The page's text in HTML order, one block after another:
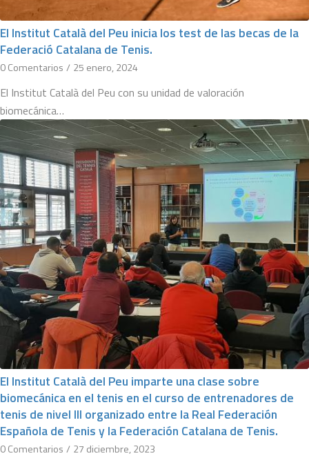
El Institut Català del Peu inicia los test de las becas de la
Federació Catalana de Tenis.
0 Comentarios / 25 enero, 2024
El Institut Català del Peu con su unidad de valoración
biomecánica…
El Institut Català del Peu imparte una clase sobre
biomecánica en el tenis en el curso de entrenadores de
tenis de nivel III organizado entre la Real Federación
Española de Tenis y la Federación Catalana de Tenis.
0 Comentarios / 27 diciembre, 2023